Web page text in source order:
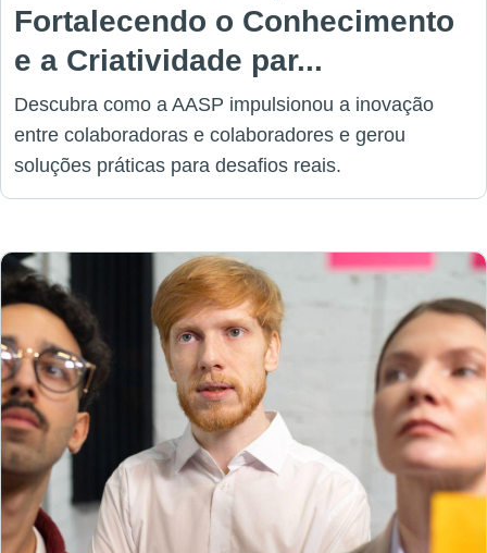
Fortalecendo o Conhecimento
e a Criatividade par...
Descubra como a AASP impulsionou a inovação
entre colaboradoras e colaboradores e gerou
soluções práticas para desafios reais.